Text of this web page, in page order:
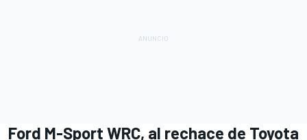
Ford M-Sport WRC, al rechace de Toyota